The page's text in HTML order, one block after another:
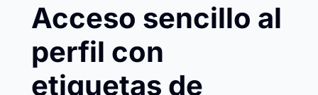
Acceso sencillo al
perfil con
etiquetas de